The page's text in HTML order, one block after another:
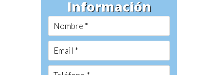
Información